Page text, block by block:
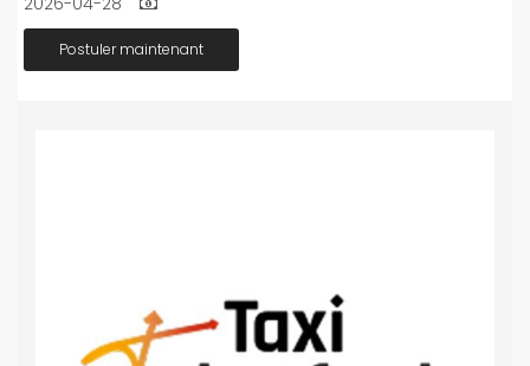
Postuler maintenant